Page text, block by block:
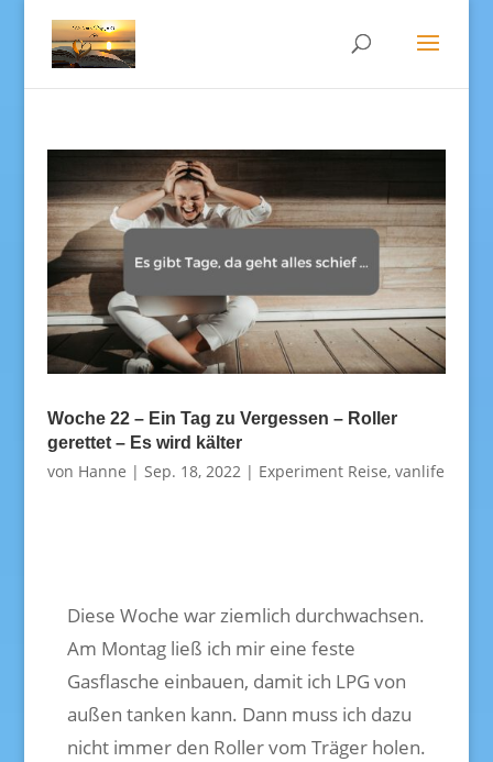
Woche 22 – Ein Tag zu Vergessen – Roller
gerettet – Es wird kälter
von Hanne | Sep. 18, 2022| Experiment Reise, vanlife
Diese Woche war ziemlich durchwachsen.
Am Montag ließ ich mir eine feste
Gasflasche einbauen, damit ich LPG von
außen tanken kann. Dann muss ich dazu
nicht immer den Roller vom Träger holen.